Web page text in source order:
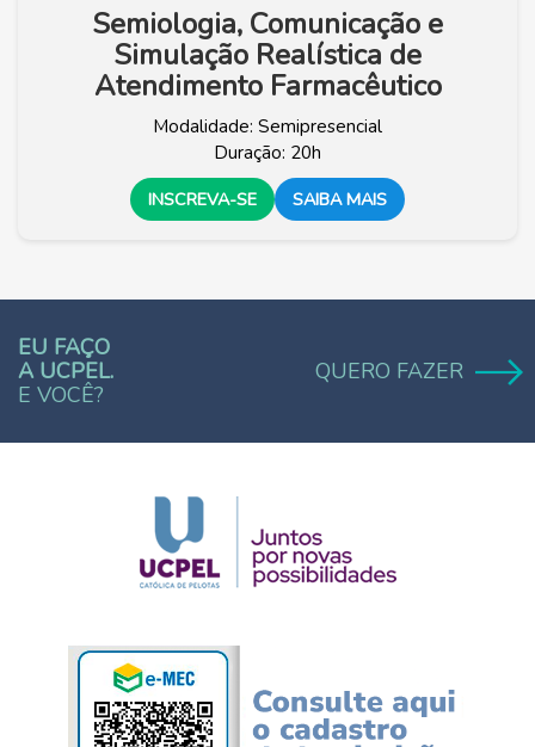
Semiologia, Comunicação e
Simulação Realística de
Atendimento Farmacêutico
Modalidade: Semipresencial
Duração: 20h
INSCREVA-SE
SAIBA MAIS
EU FAÇO
A UCPEL.
E VOCÊ?
QUERO FAZER